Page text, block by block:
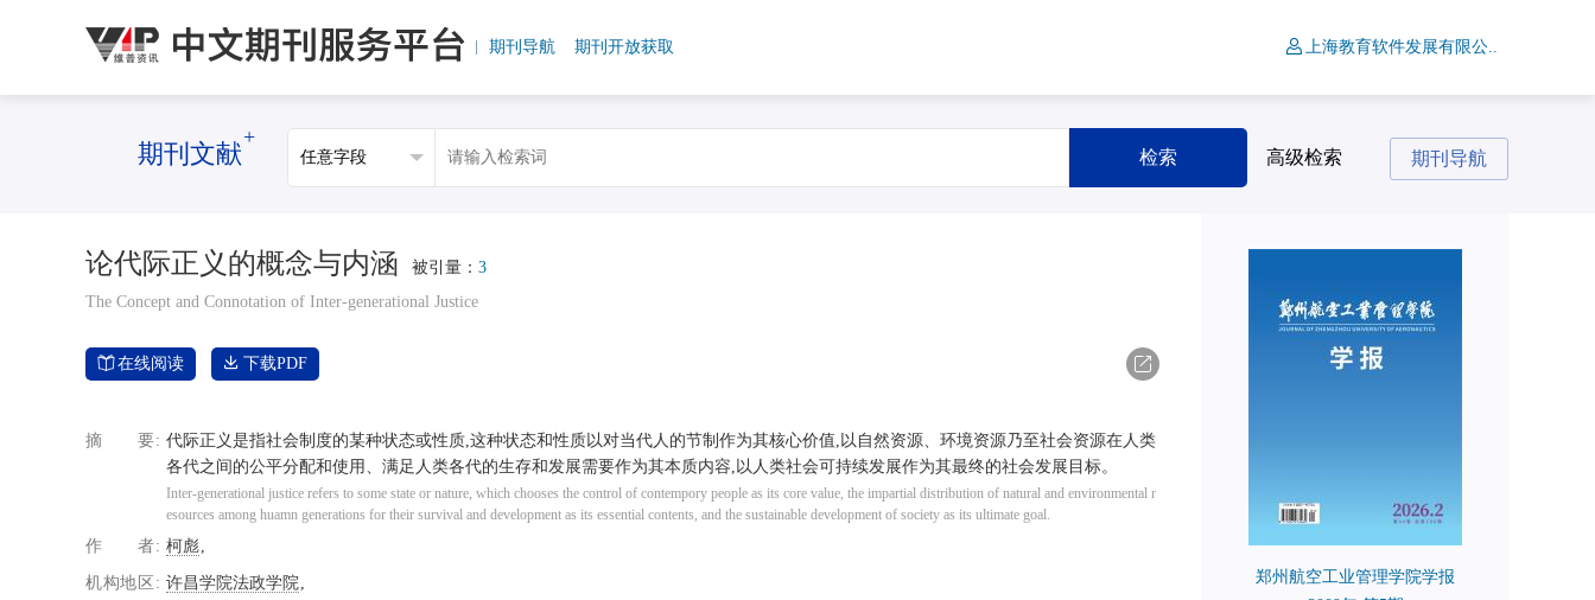
期刊导航 期刊开放获取 上海教育软件发展有限公..
期刊文献
+
检索 高级检索 期刊导航
论代际正义的概念与内涵 被引量： 3
The Concept and Connotation of Inter-generational Justice
在线阅读
下载PDF
摘要
代际正义是指社会制度的某种状态或性质,这种状态和性质以对当代人的节制作为其核心价值,以自然资源、环境资源乃至社会资源在人类
各代之间的公平分配和使用、满足人类各代的生存和发展需要作为其本质内容,以人类社会可持续发展作为其最终的社会发展目标。
Inter-generational justice refers to some state or nature, which chooses the control of contempory people as its core value, the impartial distribution of natural and environmental r
esources among huamn generations for their survival and development as its essential contents, and the sustainable development of society as its ultimate goal.
作者 柯彪
机构地区 许昌学院法政学院
郑州航空工业管理学院学报